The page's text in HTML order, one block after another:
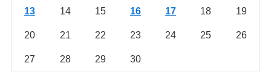
13 14 15 16 17 18 19
20 21 22 23 24 25 26
27 28 29 30